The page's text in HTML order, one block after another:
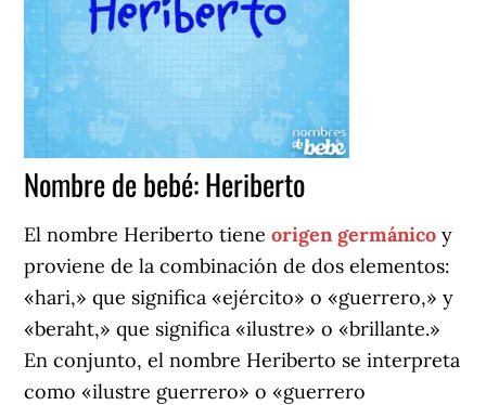
Nombre de bebé: Heriberto
El nombre Heriberto tieneorigen germánico y
proviene de la combinación de dos elementos:
«hari,» que significa «ejército» o «guerrero,» y
«beraht,» que significa «ilustre» o «brillante.»
En conjunto, el nombre Heriberto se interpreta
como «ilustre guerrero» o «guerrero